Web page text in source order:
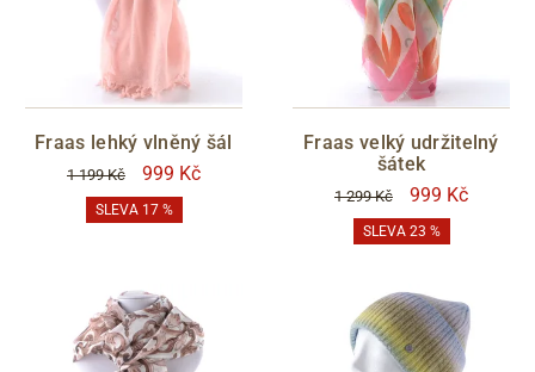
Fraas lehký vlněný šál
1 199 Kč 999 Kč
SLEVA 17 %
Fraas velký udržitelný
šátek
1 299 Kč 999 Kč
SLEVA 23 %